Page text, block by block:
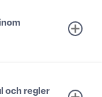
och regler